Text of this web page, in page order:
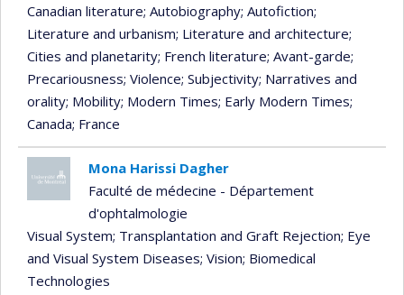
Canadian literature; Autobiography; Autofiction;
Literature and urbanism; Literature and architecture;
Cities and planetarity; French literature; Avant-garde;
Precariousness; Violence; Subjectivity; Narratives and
orality; Mobility; Modern Times; Early Modern Times;
Canada; France
Mona Harissi Dagher
Faculté de médecine - Département
d'ophtalmologie
Visual System; Transplantation and Graft Rejection; Eye
and Visual System Diseases; Vision; Biomedical
Technologies